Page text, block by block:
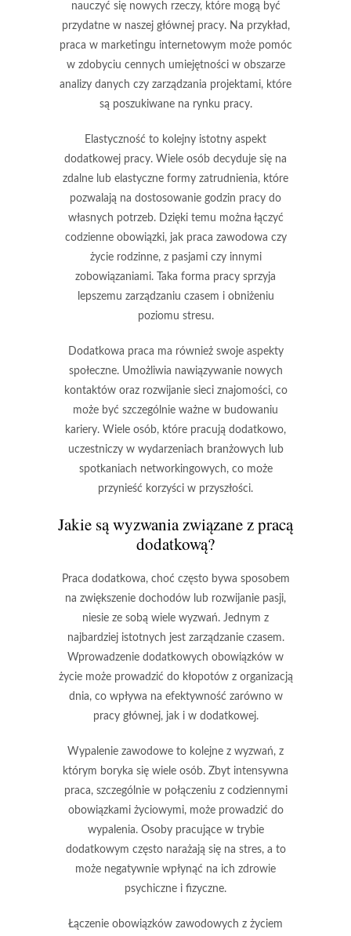
nauczyć się nowych rzeczy, które mogą być
przydatne w naszej głównej pracy. Na przykład,
praca w marketingu internetowym może pomóc
w zdobyciu cennych umiejętności w obszarze
analizy danych czy zarządzania projektami, które
są poszukiwane na rynku pracy.
Elastyczność to kolejny istotny aspekt
dodatkowej pracy. Wiele osób decyduje się na
zdalne lub elastyczne formy zatrudnienia, które
pozwalają na dostosowanie godzin pracy do
własnych potrzeb. Dzięki temu można łączyć
codzienne obowiązki, jak praca zawodowa czy
życie rodzinne, z pasjami czy innymi
zobowiązaniami. Taka forma pracy sprzyja
lepszemu zarządzaniu czasem i obniżeniu
poziomu stresu.
Dodatkowa praca ma również swoje aspekty
społeczne. Umożliwia nawiązywanie nowych
kontaktów oraz rozwijanie sieci znajomości, co
może być szczególnie ważne w budowaniu
kariery. Wiele osób, które pracują dodatkowo,
uczestniczy w wydarzeniach branżowych lub
spotkaniach networkingowych, co może
przynieść korzyści w przyszłości.
Jakie są wyzwania związane z pracą
dodatkową?
Praca dodatkowa, choć często bywa sposobem
na zwiększenie dochodów lub rozwijanie pasji,
niesie ze sobą wiele wyzwań. Jednym z
najbardziej istotnych jest zarządzanie czasem.
Wprowadzenie dodatkowych obowiązków w
życie może prowadzić do kłopotów z organizacją
dnia, co wpływa na efektywność zarówno w
pracy głównej, jak i w dodatkowej.
Wypalenie zawodowe to kolejne z wyzwań, z
którym boryka się wiele osób. Zbyt intensywna
praca, szczególnie w połączeniu z codziennymi
obowiązkami życiowymi, może prowadzić do
wypalenia. Osoby pracujące w trybie
dodatkowym często narażają się na stres, a to
może negatywnie wpłynąć na ich zdrowie
psychiczne i fizyczne.
Łączenie obowiązków zawodowych z życiem